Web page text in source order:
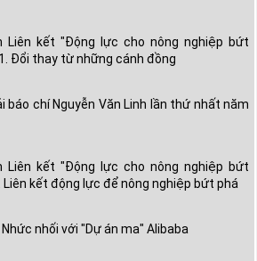
Liên kết "Động lực cho nông nghiệp bứt
Đổi thay từ những cánh đồng
báo chí Nguyễn Văn Linh lần thứ nhất năm
Liên kết "Động lực cho nông nghiệp bứt
Liên kết động lực để nông nghiệp bứt phá
nhối với "Dự án ma" Alibaba